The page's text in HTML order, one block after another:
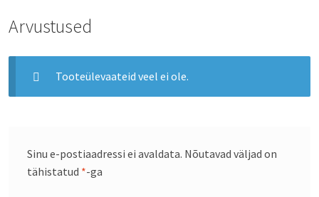
Arvustused
Tooteülevaateid veel ei ole.
Sinu e-postiaadressi ei avaldata. Nõutavad väljad on
tähistatud *-ga